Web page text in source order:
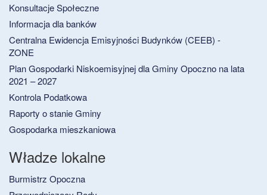
Konsultacje Społeczne
Informacja dla banków
Centralna Ewidencja Emisyjności Budynków (CEEB) -
ZONE
Plan Gospodarki Niskoemisyjnej dla Gminy Opoczno na lata
2021 – 2027
Kontrola Podatkowa
Raporty o stanie Gminy
Gospodarka mieszkaniowa
Władze lokalne
Burmistrz Opoczna